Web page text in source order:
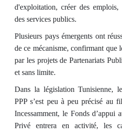
d'exploitation, créer des
des services publics.
Plusieurs pays émergents ont
de ce mécanisme, confirmant que
par les projets de Partenariats
et sans limite.
Dans la législation Tunisienne,
PPP s’est peu à peu précisé au
Incessamment, le Fonds d’appui
Privé entrera en activité, les